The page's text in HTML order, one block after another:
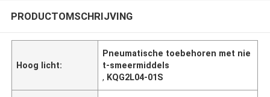
PRODUCTOMSCHRIJVING
Hoog licht:
Pneumatische toebehoren met nie
t-smeermiddels
, KQG2L04-01S